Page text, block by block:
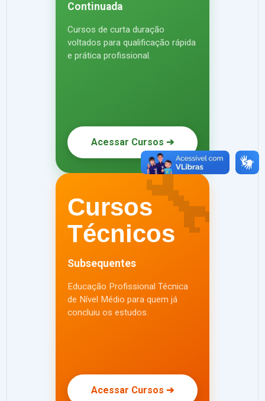
Continuada
Cursos de curta duração
voltados para qualificação rápida
e prática profissional.
Acessar Cursos ➔
🔧
Cursos
Técnicos
Subsequentes
Educação Profissional Técnica
de Nível Médio para quem já
concluiu os estudos.
Acessar Cursos ➔